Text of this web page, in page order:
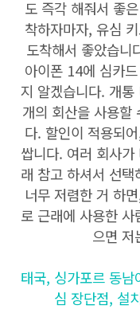
도 즉각 해줘서 좋
착하자마자, 유심
도착해서 좋았습
아이폰 14에 심카
지 알겠습니다. 개
개의 회산을 사용할
다. 할인이 적용되
쌉니다. 여러 회사
래 참고 하셔서 선
너무 저렴한 거 하
로 근래에 사용한
으면 저
태국, 싱가포르 동
심 장단점, 설